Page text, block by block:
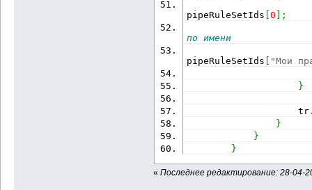
pipeRuleSetIds [0 ;
по имени
pipeRuleSetIds
"Мои
}
tr
}
}
}
« Последнее редактирование: 28-04-